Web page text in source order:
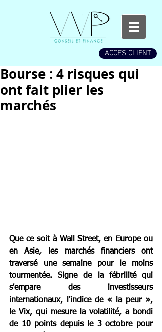
ACCES CLIENT
Bourse : 4 risques qui
ont fait plier les
marchés
Que ce soit à Wall Street, en Europe ou
en Asie, les marchés financiers ont
traversé une semaine pour le moins
tourmentée. Signe de la fébrilité qui
s'empare des investisseurs
internationaux, l'indice de « la peur »,
le Vix, qui mesure la volatilité, a bondi
de 10 points depuis le 3 octobre pour